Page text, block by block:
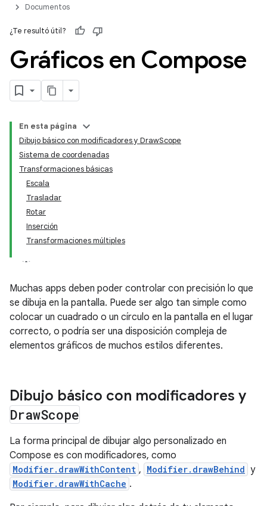
Documentos
¿Te resultó útil?
Gráficos en Compose
En esta página
Dibujo básico con modificadores y DrawScope
Sistema de coordenadas
Transformaciones básicas
Escala
Trasladar
Rotar
Inserción
Transformaciones múltiples
Muchas apps deben poder controlar con precisión lo que
se dibuja en la pantalla. Puede ser algo tan simple como
colocar un cuadrado o un círculo en la pantalla en el lugar
correcto, o podría ser una disposición compleja de
elementos gráficos de muchos estilos diferentes.
Dibujo básico con modificadores y
DrawScope
La forma principal de dibujar algo personalizado en
Compose es con modificadores, como
Modifier.drawWithContent , Modifier.drawBehind y
Modifier.drawWithCache .